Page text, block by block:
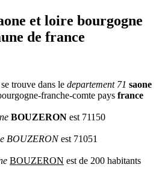
et loire bourgogne
de france
se trouve dans le departement 71 saone
franche-comte pays france
BOUZERON est 71150
BOUZERONest 71051
BOUZERON est de 200 habitants